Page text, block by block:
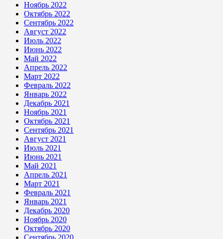
Ноябрь 2022
Октябрь 2022
Сентябрь 2022
Август 2022
Июль 2022
Июнь 2022
Май 2022
Апрель 2022
Март 2022
Февраль 2022
Январь 2022
Декабрь 2021
Ноябрь 2021
Октябрь 2021
Сентябрь 2021
Август 2021
Июль 2021
Июнь 2021
Май 2021
Апрель 2021
Март 2021
Февраль 2021
Январь 2021
Декабрь 2020
Ноябрь 2020
Октябрь 2020
Сентябрь 2020